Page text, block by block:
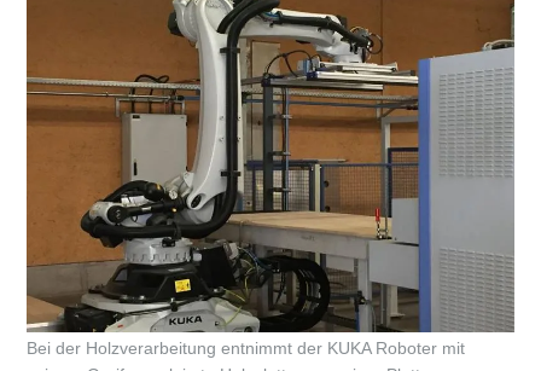
Bei der Holzverarbeitung entnimmt der KUKA Roboter mit